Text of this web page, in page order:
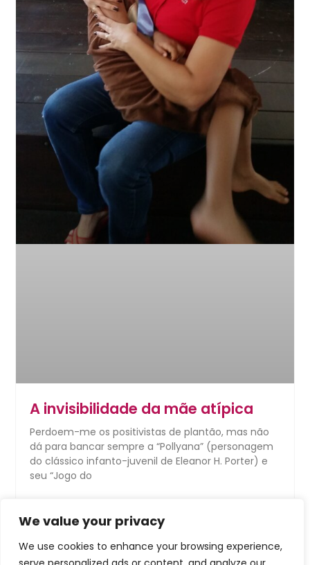
We value your privacy
We use cookies to enhance your browsing experience,
A invisibilidade da mãe atípica
Perdoem-me os positivistas de plantão, mas não
dá para bancar sempre a “Pollyana” (personagem
do clássico infanto-juvenil de Eleanor H. Porter) e
seu “Jogo do
27 de dezembro de 2024 Nenhum comentário